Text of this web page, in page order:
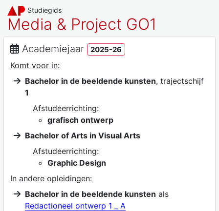
Studiegids
Media & Project GO1
Academiejaar 2025-26
Komt voor in:
Bachelor in de beeldende kunsten, trajectschijf
1
Afstudeerrichting:
grafisch ontwerp
Bachelor of Arts in Visual Arts
Afstudeerrichting:
Graphic Design
In andere opleidingen:
Bachelor in de beeldende kunsten als
Redactioneel ontwerp 1 _ A